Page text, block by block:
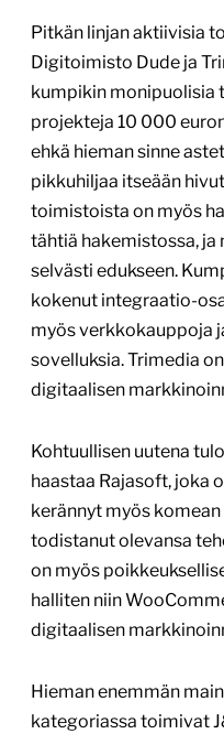
Pitkän linjan aktiivisia
Digitoimisto Dude ja
kumpikin monipuolisia
projekteja 10 000
ehkä hieman sinne
pikkuhiljaa itseään
toimistoista on myös
tähtiä hakemistossa,
selvästi edukseen.
kokenut integraatio-
myös verkkokauppoja
sovelluksia. Trimedia
digitaalisen
Kohtuullisen uutena
haastaa Rajasoft, joka
kerännyt myös
todistanut olevansa
on myös
halliten niin
digitaalisen
Hieman enemmän
kategoriassa toimivat